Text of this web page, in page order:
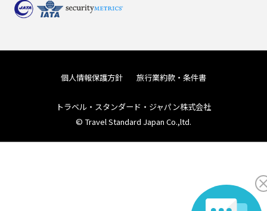
個人情報保護方針 旅行業約款・条件書
トラベル・スタンダード・ジャパン株式会社
© Travel Standard Japan Co.,ltd.